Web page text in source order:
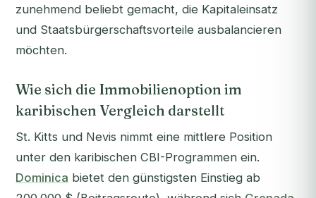
zunehmend beliebt gemacht, die Kapitaleinsatz
und Staatsbürgerschaftsvorteile ausbalancieren
möchten.
Wie sich die Immobilienoption im
karibischen Vergleich darstellt
St. Kitts und Nevis nimmt eine mittlere Position
unter den karibischen CBI-Programmen ein.
Dominica bietet den günstigsten Einstieg ab